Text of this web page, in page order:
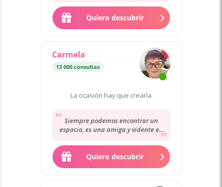
Quiero descubrir
Carmela
13 000 consultas
La ocasión hay que crearla
Siempre podemos encontrar un
espacio, es una amiga y vidente en
siempre en apoyo espiritual...
Quiero descubrir